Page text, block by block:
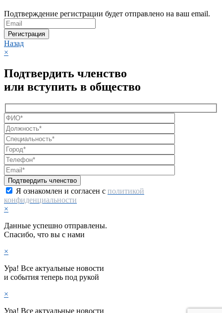
Подтверждение регистрации будет отправлено на ваш email.
Регистрация
Назад
×
Подтвердить членство
или вступить в общество
Я ознакомлен и согласен с политикой
конфиденциальности
×
Данные успешно отправлены.
Спасибо, что вы с нами
×
Ура! Все актуальные новости
и события теперь под рукой
×
Ура! Все актуальные новости